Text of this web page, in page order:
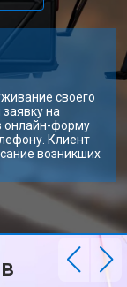
своего
на
онлайн-форму
Клиент
возникших